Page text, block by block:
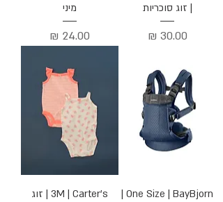
| זוג סוכריות
מחיר
מיני
מחיר
3M | Carter's | זוג